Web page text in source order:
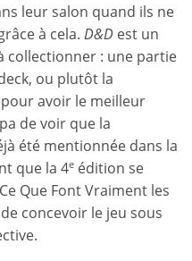
leur salon quand ils ne
à cela. D&D est un
collectionner : une partie
ou plutôt la
avoir le meilleur
de voir que la
été mentionnée dans la
que la 4e édition se
Que Font Vraiment les
concevoir le jeu sous